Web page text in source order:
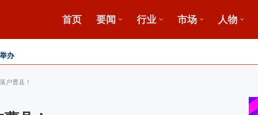
首页 要闻 行业 市场 人物
起丰收金桥梁 【鄂中】
户曹县！